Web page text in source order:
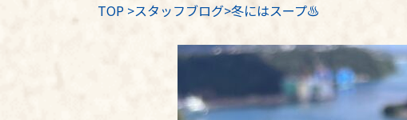
TOP >スタッフブログ>冬にはスープ♨